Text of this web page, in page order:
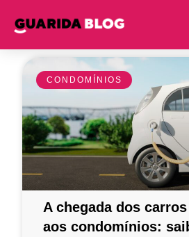
CONDOMÍNIOS
A chegada dos
aos condomínios: